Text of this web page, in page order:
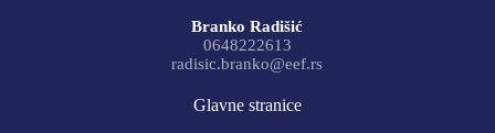
Branko Radišić
0648222613
radisic.branko@eef.rs
Glavne stranice